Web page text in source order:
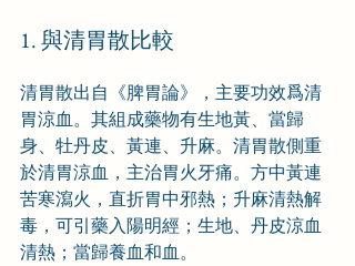
1. 與清胃散比較
清胃散出自《脾胃論》，主要功效爲清
胃涼血。其組成藥物有生地黃、當歸
身、牡丹皮、黃連、升麻。清胃散側重
於清胃涼血，主治胃火牙痛。方中黃連
苦寒瀉火，直折胃中邪熱；升麻清熱解
毒，可引藥入陽明經；生地、丹皮涼血
清熱；當歸養血和血。